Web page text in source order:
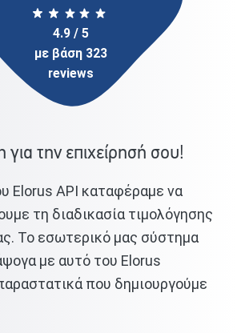
4.9 / 5
με βάση 323
reviews
για την επιχείρησή σου!
Elorus API καταφέραμε να
τη διαδικασία τιμολόγησης
Το εσωτερικό μας σύστημα
με αυτό του Elorus
που δημιουργούμε